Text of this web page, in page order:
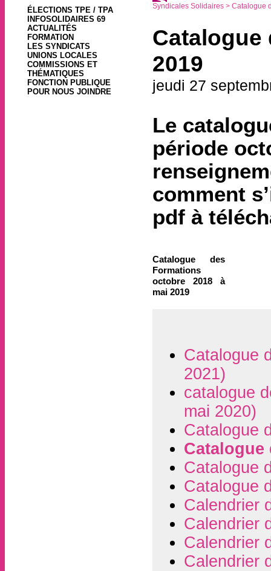
ÉLECTIONS TPE / TPA
INFOSOLIDAIRES 69
ACTUALITÉS
FORMATION
LES SYNDICATS
UNIONS LOCALES
COMMISSIONS ET
THÉMATIQUES
FONCTION PUBLIQUE
POUR NOUS JOINDRE
Syndicales Solidaires> Catalogue
Catalogue
2019
jeudi 27
Le
période
comment
pdf à
Catalogue des
Formations
octobre 2018 à
mai 2019
Catalogue
2021)
catalogue
mai 2020)
Catalogue
Catalogue
Catalogue
Catalogue
Calendrier
Calendrier
Calendrier
Calendrier